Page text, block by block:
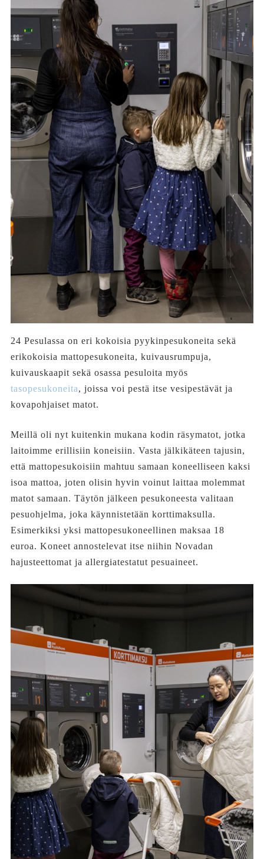
24 Pesulassa on eri kokoisia pyykinpesukoneita sekä
erikokoisia mattopesukoneita, kuivausrumpuja,
kuivauskaapit sekä osassa pesuloita myös
tasopesukoneita, joissa voi pestä itse vesipestävät ja
kovapohjaiset matot.
Meillä oli nyt kuitenkin mukana kodin räsymatot, jotka
laitoimme erillisiin koneisiin. Vasta jälkikäteen tajusin,
että mattopesukoisiin mahtuu samaan koneelliseen kaksi
isoa mattoa, joten olisin hyvin voinut laittaa molemmat
matot samaan. Täytön jälkeen pesukoneesta valitaan
pesuohjelma, joka käynnistetään korttimaksulla.
Esimerkiksi yksi mattopesukoneellinen maksaa 18
euroa. Koneet annostelevat itse niihin Novadan
hajusteettomat ja allergiatestatut pesuaineet.